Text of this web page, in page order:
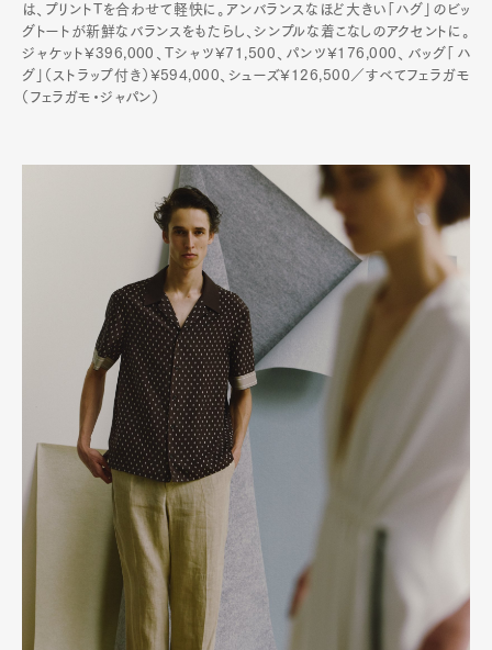
は、プリントTを合わせて軽快に。アンバランスなほど大きい「ハグ」のビッ
グトートが新鮮なバランスをもたらし、シンプルな着こなしのアクセントに。
ジャケット¥396,000、Tシャツ¥71,500、パンツ¥176,000、バッグ「ハ
グ」（ストラップ付き）¥594,000、シューズ¥126,500／すべてフェラガモ
（フェラガモ・ジャパン）